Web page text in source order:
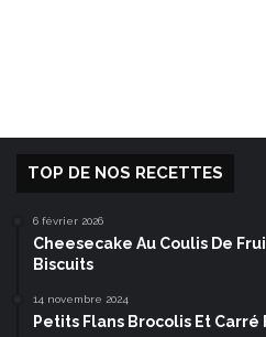
TOP DE NOS RECETTES
6 février 2026
Cheesecake Au Coulis De
Biscuits
14 novembre 2024
Petits Flans Brocolis Et Carré